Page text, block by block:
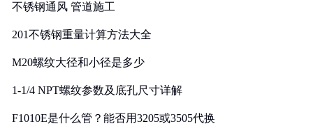
不锈钢通风 管道施工
201不锈钢重量计算方法大全
M20螺纹大径和小径是多少
1-1/4 NPT螺纹参数及底孔尺寸详解
F1010E是什么管？能否用3205或3505代换